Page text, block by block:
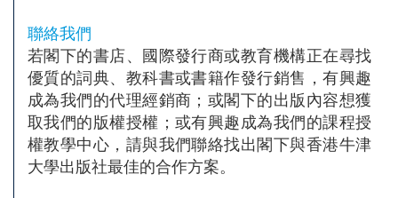
聯絡我們
若閣下的書店、國際發行商或教育機構正在尋找
優質的詞典、教科書或書籍作發行銷售，有興趣
成為我們的代理經銷商；或閣下的出版內容想獲
取我們的版權授權；或有興趣成為我們的課程授
權教學中心，請與我們聯絡找出閣下與香港牛津
大學出版社最佳的合作方案。